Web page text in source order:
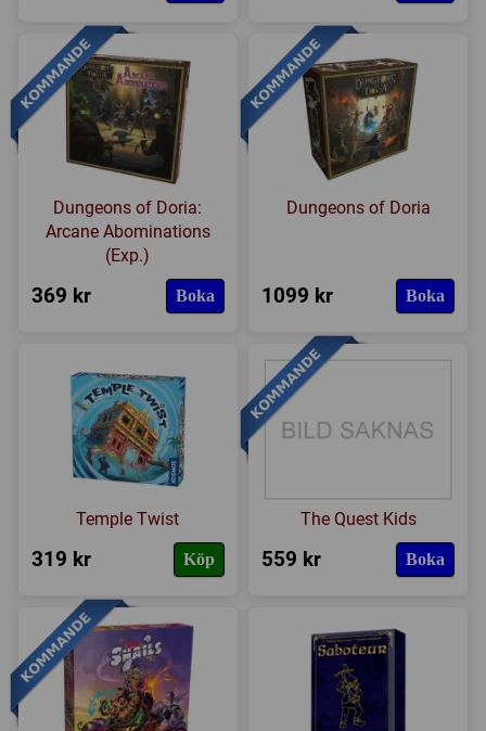
Dungeons of Doria:
Arcane Abominations
(Exp.)
369 kr Boka
Dungeons of Doria
1099 kr Boka
Temple Twist
319 kr Köp
The Quest Kids
559 kr Boka